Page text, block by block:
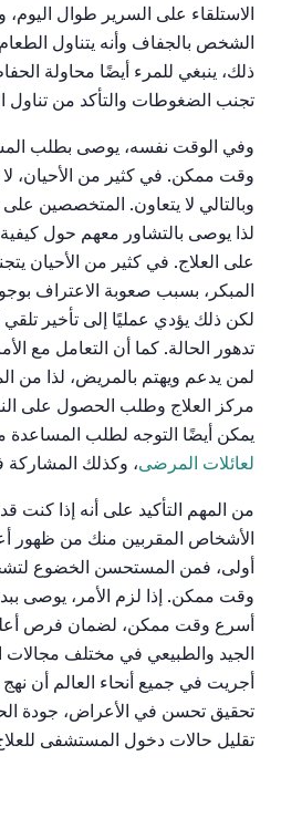
الاستلقاء على السرير طوال اليوم،
الشخص بالجفاف وأنه يتناول
ذلك، ينبغي للمرء أيضًا محاولة
تجنب الضغوطات والتأكد من تناول
وفي الوقت نفسه، يوصى بطلب
وقت ممكن. في كثير من الأحيان،
وبالتالي لا يتعاون. المتخصصين على
لذا يوصى بالتشاور معهم حول
على العلاج. في كثير من الأحيان
المبكر، بسبب صعوبة الاعتراف
لكن ذلك يؤدي عمليًا إلى تأخير تلقي
تدهور الحالة. كما أن التعامل مع
لمن يدعم ويهتم بالمريض، لذا من
مركز العلاج وطلب الحصول على
يمكن أيضًا التوجه لطلب المساعدة
لعائلات المرضى، وكذلك
من المهم التأكيد على أنه إذا كنت
الأشخاص المقربين منك من ظهور
أولى، فمن المستحسن الخضوع
وقت ممكن. إذا لزم الأمر، يوصى
أسرع وقت ممكن، لضمان فرص أعلى
الجيد والطبيعي في مختلف مجالات
أجريت في جميع أنحاء العالم أن
تحقيق تحسن في الأعراض، جودة
تقليل حالات دخول المستشفى